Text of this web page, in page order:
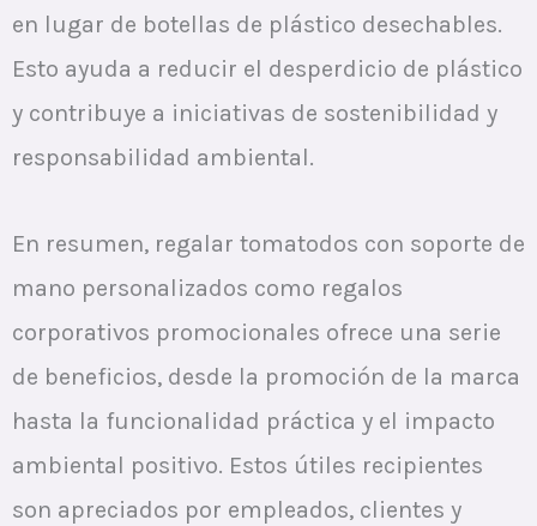
en lugar de botellas de plástico desechables.
Esto ayuda a reducir el desperdicio de plástico
y contribuye a iniciativas de sostenibilidad y
responsabilidad ambiental.
En resumen, regalar tomatodos con soporte de
mano personalizados como regalos
corporativos promocionales ofrece una serie
de beneficios, desde la promoción de la marca
hasta la funcionalidad práctica y el impacto
ambiental positivo. Estos útiles recipientes
son apreciados por empleados, clientes y